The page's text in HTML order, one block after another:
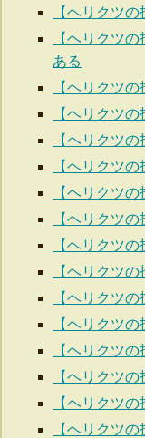
【ヘリクツ
【ヘリクツ
ある
【ヘリクツ
【ヘリクツ
【ヘリクツ
【ヘリクツ
【ヘリクツ
【ヘリクツ
【ヘリクツ
【ヘリクツ
【ヘリクツ
【ヘリクツ
【ヘリクツ
【ヘリクツ
【ヘリクツ
【ヘリクツ